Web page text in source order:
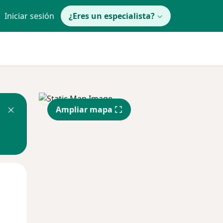
Iniciar sesión ¿Eres un especialista?
Ampliar mapa